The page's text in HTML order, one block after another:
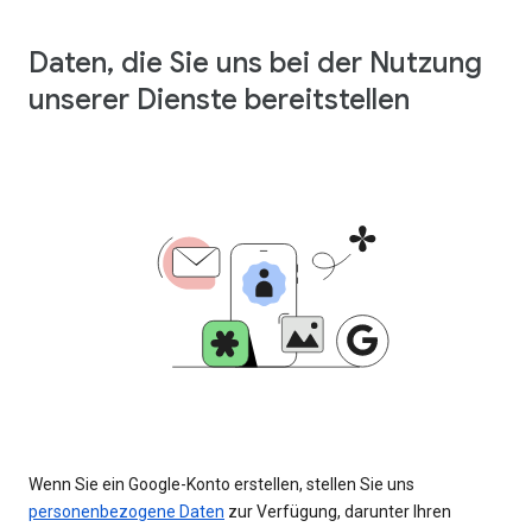
Daten, die Sie uns bei der Nutzung
unserer Dienste bereitstellen
Wenn Sie ein Google-Konto erstellen, stellen Sie uns
personenbezogene Daten zur Verfügung, darunter Ihren